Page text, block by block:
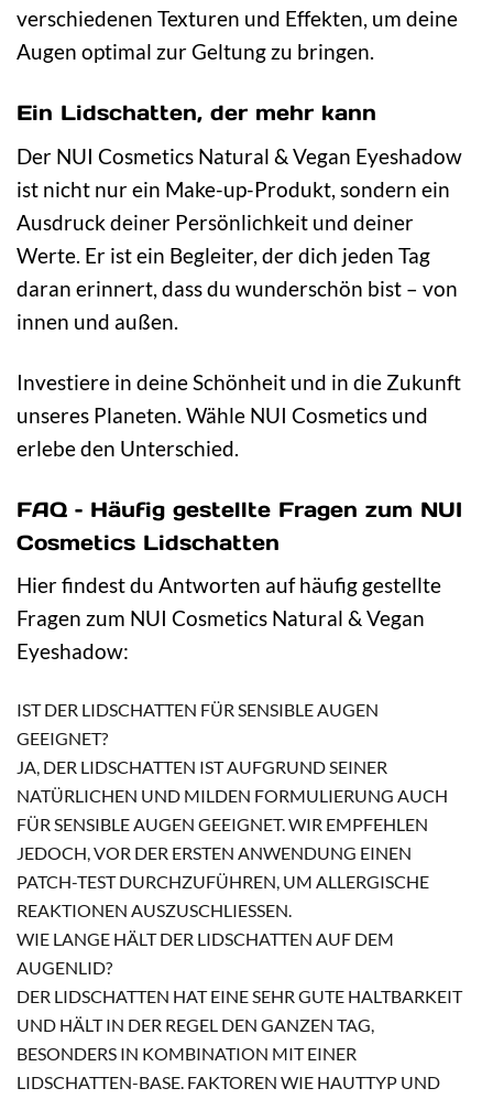
verschiedenen Texturen und Effekten, um deine
Augen optimal zur Geltung zu bringen.
Ein Lidschatten, der mehr kann
Der NUI Cosmetics Natural & Vegan Eyeshadow
ist nicht nur ein Make-up-Produkt, sondern ein
Ausdruck deiner Persönlichkeit und deiner
Werte. Er ist ein Begleiter, der dich jeden Tag
daran erinnert, dass du wunderschön bist – von
innen und außen.
Investiere in deine Schönheit und in die Zukunft
unseres Planeten. Wähle NUI Cosmetics und
erlebe den Unterschied.
FAQ – Häufig gestellte Fragen zum NUI
Cosmetics Lidschatten
Hier findest du Antworten auf häufig gestellte
Fragen zum NUI Cosmetics Natural & Vegan
Eyeshadow:
IST DER LIDSCHATTEN FÜR SENSIBLE AUGEN
GEEIGNET?
JA, DER LIDSCHATTEN IST AUFGRUND SEINER
NATÜRLICHEN UND MILDEN FORMULIERUNG AUCH
FÜR SENSIBLE AUGEN GEEIGNET. WIR EMPFEHLEN
JEDOCH, VOR DER ERSTEN ANWENDUNG EINEN
PATCH-TEST DURCHZUFÜHREN, UM ALLERGISCHE
REAKTIONEN AUSZUSCHLIESSEN.
WIE LANGE HÄLT DER LIDSCHATTEN AUF DEM
AUGENLID?
DER LIDSCHATTEN HAT EINE SEHR GUTE HALTBARKEIT
UND HÄLT IN DER REGEL DEN GANZEN TAG,
BESONDERS IN KOMBINATION MIT EINER
LIDSCHATTEN-BASE. FAKTOREN WIE HAUTTYP UND